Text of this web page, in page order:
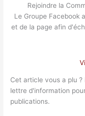
Rejoindre la
Le Groupe Facebook
et de la page afin
Cet article vous a plu
lettre d'information
publications.